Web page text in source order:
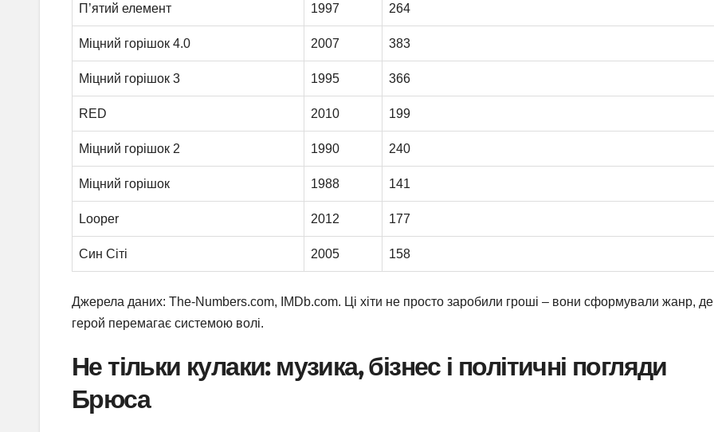
П’ятий елемент 1997 264
Міцний горішок 4.0 2007 383
Міцний горішок 3 1995 366
RED 2010 199
Міцний горішок 2 1990 240
Міцний горішок 1988 141
Looper 2012 177
Син Сіті 2005 158
Джерела даних: The-Numbers.com, IMDb.com. Ці хіти не просто заробили гроші – вони сформували жанр, де
герой перемагає системою волі.
Не тільки кулаки: музика, бізнес і політичні погляди
Брюса